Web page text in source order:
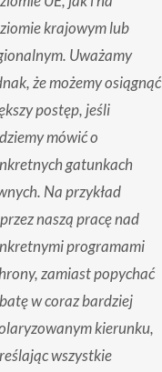
krajowym lub
Uważamy
że możemy osiągnąć
postęp, jeśli
mówić o
gatunkach
Na przykład
naszą pracę nad
programami
zamiast popychać
w coraz bardziej
kierunku,
wszystkie